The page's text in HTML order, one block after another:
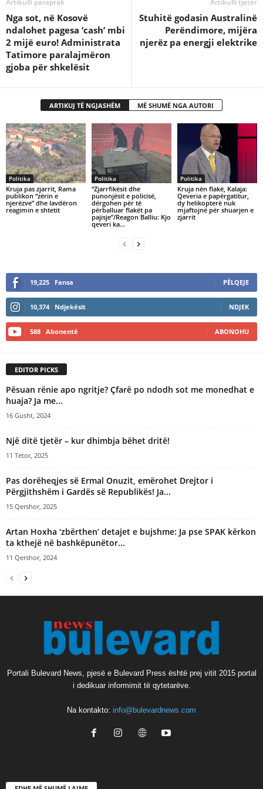
Artikulli paraprak
Nga sot, në Kosovë
ndalohet pagesa ‘cash’ mbi
2 mijë euro! Administrata
Tatimore paralajmëron
gjoba për shkelësit
Artikulli tjetër
Stuhitë godasin Australinë
Perëndimore, mijëra
njerëz pa energji elektrike
ARTIKUJ TË NGJASHËM MË SHUMË NGA AUTORI
Politika
Kruja pas zjarrit, Rama
publikon “zërin e
njerëzve” dhe lavdëron
reagimin e shtetit
Politika
“Zjarrfikësit dhe
punonjësit e policisë,
dërgohen për të
përballuar flakët pa
pajisje”/Reagon Balliu: Kjo
qeveri ka…
Politika
Kruja nën flakë, Kalaja:
Qeveria e papërgatitur,
dy helikopterë nuk
mjaftojnë për shuarjen e
zjarrit
19,225 Fansa PËLQEJE
10,374 Ndjekësit NDJEK
588 Abonentë ABONOHU
EDITOR PICKS
Pësuan rënie apo ngritje? Çfarë po ndodh sot me monedhat e
huaja? Ja me...
16 Gusht, 2024
Një ditë tjetër – kur dhimbja bëhet dritë!
11 Tetor, 2025
Pas dorëheqjes së Ermal Onuzit, emërohet Drejtor i
Përgjithshëm i Gardës së Republikës! Ja...
15 Qershor, 2025
Artan Hoxha ‘zbërthen’ detajet e bujshme: Ja pse SPAK kërkon
ta kthejë në bashkëpunëtor...
11 Qershor, 2024
Portali Bulevard News, pjesë e Bulevard Press është prej vitit 2015 portal
i dedikuar informimit të qytetarëve.
Na kontakto: info@bulevardnews.com